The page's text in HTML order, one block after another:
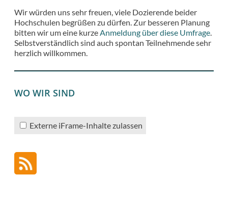
Wir würden uns sehr freuen, viele Dozierende beider
Hochschulen begrüßen zu dürfen. Zur besseren Planung
bitten wir um eine kurzeAnmeldung über diese Umfrage.
Selbstverständlich sind auch spontan Teilnehmende sehr
herzlich willkommen.
WO WIR SIND
Externe iFrame-Inhalte zulassen